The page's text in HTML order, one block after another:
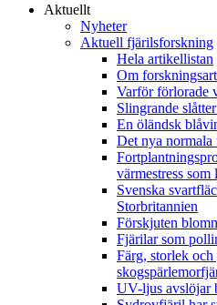
Aktuellt
Nyheter
Aktuell fjärilsforskning
Hela artikellistan
Om
Varför förlorade
Slingrande
En öländsk
Det nya normala
värmestress som
Svenska
Storbritannien
Förskjuten
Fjärilar som
Färg, storlek
UV-ljus avslöjar